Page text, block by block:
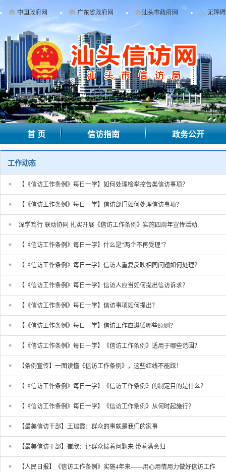
中国政府网 广东省政府网 汕头市政府网 无障
首 页 信访指南 政务公开
工作动态
【《信访工作条例》每日一学】如何处理检举控告类信访事项？
【《信访工作条例》每日一学】信访部门如何处理信访事项？
深学笃行 联动协同 扎实开展《信访工作条例》实施四周年宣传活动
【《信访工作条例》每日一学】什么是“两个不再受理”？
【《信访工作条例》每日一学】信访人重复反映相同问题如何处理？
【《信访工作条例》每日一学】信访人应当如何提出信访诉求？
【《信访工作条例》每日一学】信访事项如何提出？
【《信访工作条例》每日一学】信访工作应遵循哪些原则？
【《信访工作条例》每日一学】《信访工作条例》适用于哪些范围？
【条例宣传】一图读懂《信访工作条例》，这些红线不能踩！
【《信访工作条例》每日一学】《信访工作条例》的制定目的是什么？
【《信访工作条例》每日一学】《信访工作条例》从何时起施行？
【最美信访干部】王瑞霞：群众的事就是我们的家事
【最美信访干部】崔欣：让群众揣着问题来 带着满意归
【人民日报】《信访工作条例》实施4年来——用心用情用力做好信访工作